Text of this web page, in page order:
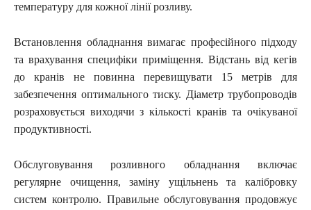
температуру для кожної лінії розливу.
Встановлення обладнання вимагає професійного підходу
та врахування специфіки приміщення. Відстань від кегів
до кранів не повинна перевищувати 15 метрів для
забезпечення оптимального тиску. Діаметр трубопроводів
розраховується виходячи з кількості кранів та очікуваної
продуктивності.
Обслуговування розливного обладнання включає
регулярне очищення, заміну ущільнень та калібровку
систем контролю. Правильне обслуговування продовжує